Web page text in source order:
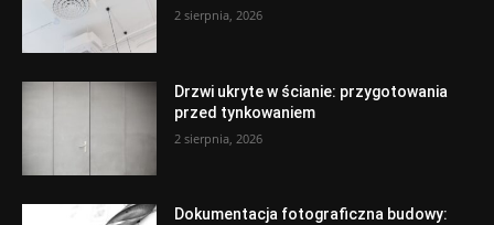
2 sierpnia, 2026
Drzwi ukryte w ścianie: przygotowania
przed tynkowaniem
2 sierpnia, 2026
Dokumentacja fotograficzna budowy: